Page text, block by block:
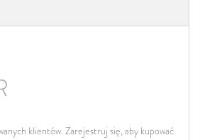
klientów. Zarejestruj się, aby kupować